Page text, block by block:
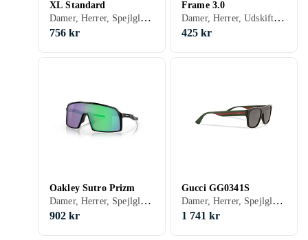
XL Standard
Damer, Herrer, Spejlglas, Polariserede, Fotokromiske, Udskiftelige glas, Ventilerede glas, Stødbeskyttelse, Velegnet til løb, Receptklar, Sport
756 kr
Frame 3.0
Damer, Herrer, Udskiftelige glas, Stødbeskyttelse
425 kr
Oakley Sutro Prizm
Damer, Herrer, Spejlglas, Polariserede, Fotokromiske, Udskiftelige glas, Ventilerede glas, Stødbeskyttelse, Velegnet til løb, Sportsolbriller, Receptklar, Omsluttende, Sport, 3
902 kr
Gucci GG0341S
Damer, Herrer, Spejlglas, Polariserede
1 741 kr